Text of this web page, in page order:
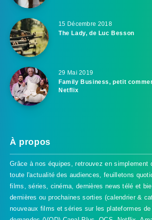
15 Décembre 2018
The Lady, de Luc Besson
29 Mai 2019
Family Business, petit
Netflix
À propos
Grâce à nos équipes, retrouvez en simplement
toute l'actualité des audiences, feuilletons
films, séries, cinéma, dernières news télé et
dernières ou prochaines sorties (calendrier &
nouveaux films et séries sur les plateformes